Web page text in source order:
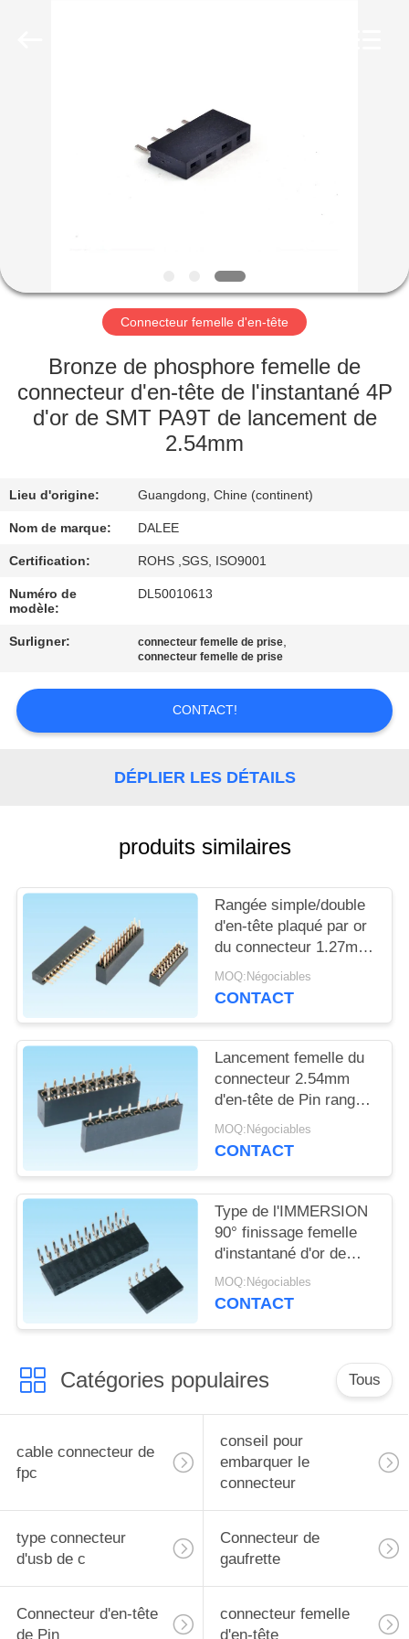
PRODUITS
DE
NOUS
VISITE
D'USINE
QUALITÉ
CONTACTEZ-
NOUS
DEMANDEZ
UNE
CITATION
SITE
PRIVACY
POLICY
Connecteur femelle d'en-tête
Bronze de phosphore femelle de
connecteur d'en-tête de l'instantané 4P
d'or de SMT PA9T de lancement de
2.54mm
Lieu d'origine: Guangdong, Chine (continent)
Nom de marque: DALEE
Certification: ROHS ,SGS, ISO9001
Numéro de
modèle:
DL50010613
Surligner: connecteur femelle de prise,
connecteur femelle de prise
CONTACT!
DÉPLIER LES DÉTAILS
produits similaires
Rangée simple/double
d'en-tête plaqué par or
du connecteur 1.27mm
de lancement de type
femelle d'IMMERSION
MOQ:Négociables
CONTACT
Lancement femelle du
connecteur 2.54mm
d'en-tête de Pin rangée
simple/double pour
l'industrie militaire
MOQ:Négociables
CONTACT
Type de l'IMMERSION
90° finissage femelle
d'instantané d'or de
connecteur d'en-tête
pour le panneau de
MOQ:Négociables
CONTACT
Catégories populaires Tous
cable connecteur de
fpc
conseil pour
embarquer le
connecteur
type connecteur
d'usb de c
Connecteur de
gaufrette
Connecteur d'en-tête
de Pin
connecteur femelle
d'en-tête